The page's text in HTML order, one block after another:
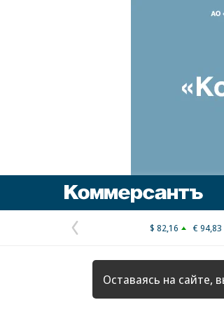
Предыдущая
страница
$ 82,16 € 94,83
Оставаясь на сайте,